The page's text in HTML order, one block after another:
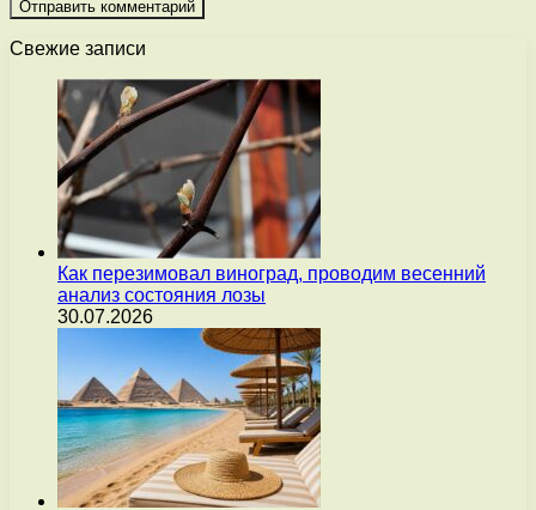
Свежие записи
Как перезимовал виноград, проводим весенний
анализ состояния лозы
30.07.2026